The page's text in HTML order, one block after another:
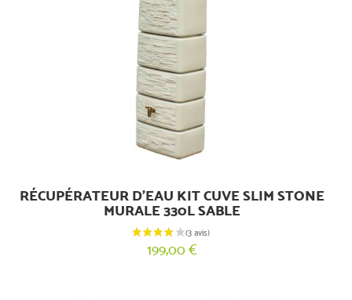
RÉCUPÉRATEUR D'EAU KIT CUVE SLIM STONE
MURALE 330L SABLE
199,00 €